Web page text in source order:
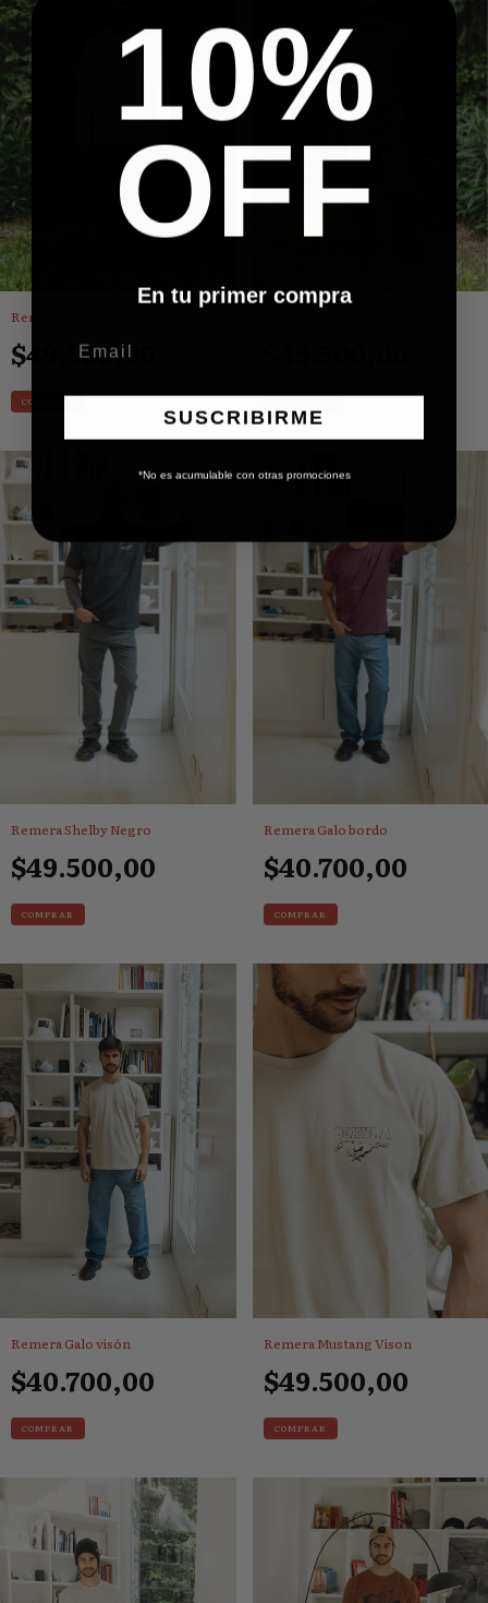
Remera M/Larga Juan blanco
$49.500,00
COMPRAR
Remera Shelby Negro
$49.500,00
COMPRAR
Remera Galo bordo
$40.700,00
COMPRAR
Remera Galo visón
$40.700,00
COMPRAR
Remera Mustang Vison
$49.500,00
COMPRAR
10%
OFF
En tu primer compra
SUSCRIBIRME
*No es acumulable con otras promociones